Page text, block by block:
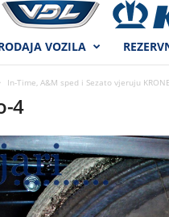
VOZILA
In-Time, A&M sped i Sezato vjeruju
4